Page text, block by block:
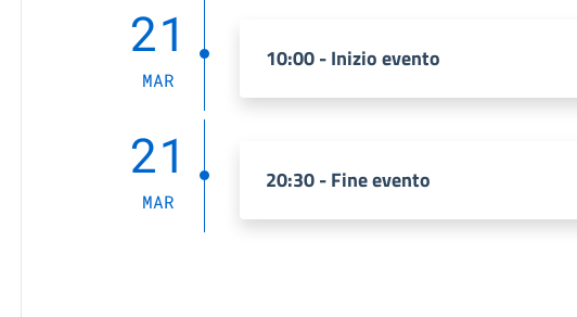
21
MAR
10:00 - Inizio evento
21
MAR
20:30 - Fine evento